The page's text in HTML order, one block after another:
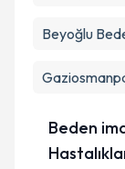
Beyoğlu
Beden